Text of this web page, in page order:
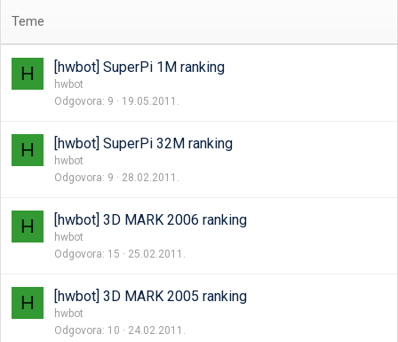
H [hwbot] SuperPi 1M ranking
hwbot
Odgovora 9 19.05.2011.
H [hwbot] SuperPi 32M ranking
hwbot
Odgovora 9 28.02.2011.
H [hwbot] 3D MARK 2006 ranking
hwbot
Odgovora 15 25.02.2011.
H [hwbot] 3D MARK 2005 ranking
hwbot
Odgovora 10 24.02.2011.